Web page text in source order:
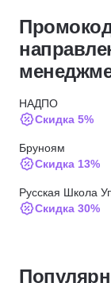
НАДПО
Скидка 5%
Бруноям
Скидка 13%
Русская Школа
Скидка 30%